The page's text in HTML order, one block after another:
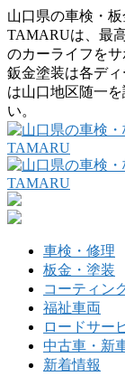
山口県の車検・
TAMARUは、最
のカーライフをサ
鈑金塗装は各デ
は山口地区随一
い。
車検・修理
板金・塗装
コーティン
福祉車両
ロードサー
中古車・新
新着情報